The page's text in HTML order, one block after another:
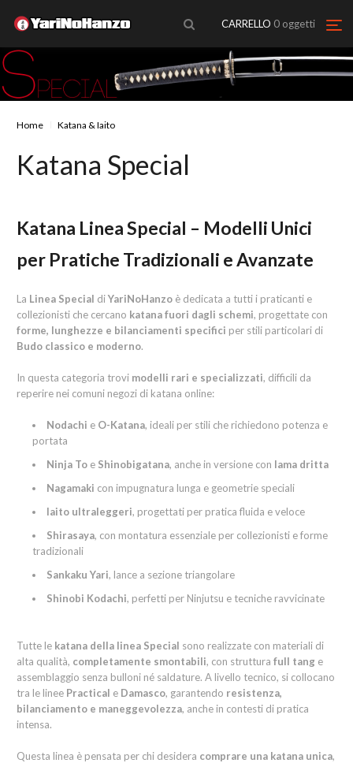
CARRELLO 0 oggetti
Home Katana & Iaito
Katana Special
Katana Linea Special – Modelli Unici
per Pratiche Tradizionali e Avanzate
La Linea Special diYariNoHanzo è dedicata a tutti i praticanti e
collezionisti che cercano katana fuori dagli schemi, progettate con
forme, lunghezze e bilanciamenti specifici per stili particolari di
Budo classico e moderno.
In questa categoria trovi modelli rari e specializzati, difficili da
reperire nei comuni negozi di katana online:
Nodachi e O-Katana, ideali per stili che richiedono potenza e
portata
Ninja To e Shinobigatana, anche in versione con lama dritta
Nagamaki con impugnatura lunga e geometrie speciali
Iaito ultraleggeri, progettati per pratica fluida e veloce
Shirasaya, con montatura essenziale per collezionisti e forme
tradizionali
Sankaku Yari, lance a sezione triangolare
Shinobi Kodachi, perfetti per Ninjutsu e tecniche ravvicinate
Tutte le katana della linea Special sono realizzate con materiali di
alta qualità, completamente smontabili, con struttura full tang e
assemblaggio senza bulloni né saldature. A livello tecnico, si collocano
tra le linee Practical e Damasco, garantendo resistenza,
bilanciamento e maneggevolezza, anche in contesti di pratica
intensa.
Questa linea è pensata per chi desidera comprare una katana unica,